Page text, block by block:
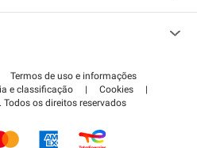
Termos de uso e informações
e classificação | Cookies
|
os direitos reservados